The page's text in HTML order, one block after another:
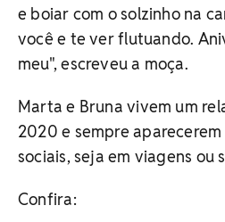
e boiar com o solzinho na
você e te ver flutuando.
meu", escreveu a moça.
Marta e Bruna vivem um
2020 e sempre
sociais, seja em viagens ou
Confira: